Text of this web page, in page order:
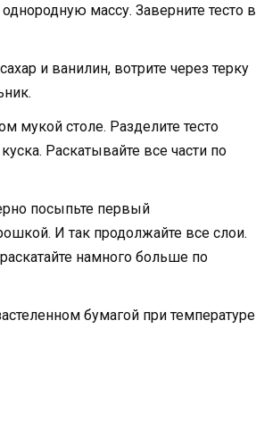
массу. Заверните тесто в
и ванилин, вотрите через терку
мукой столе. Разделите тесто
Раскатывайте все части по
посыпьте первый
И так продолжайте все слои.
намного больше по
бумагой при температуре